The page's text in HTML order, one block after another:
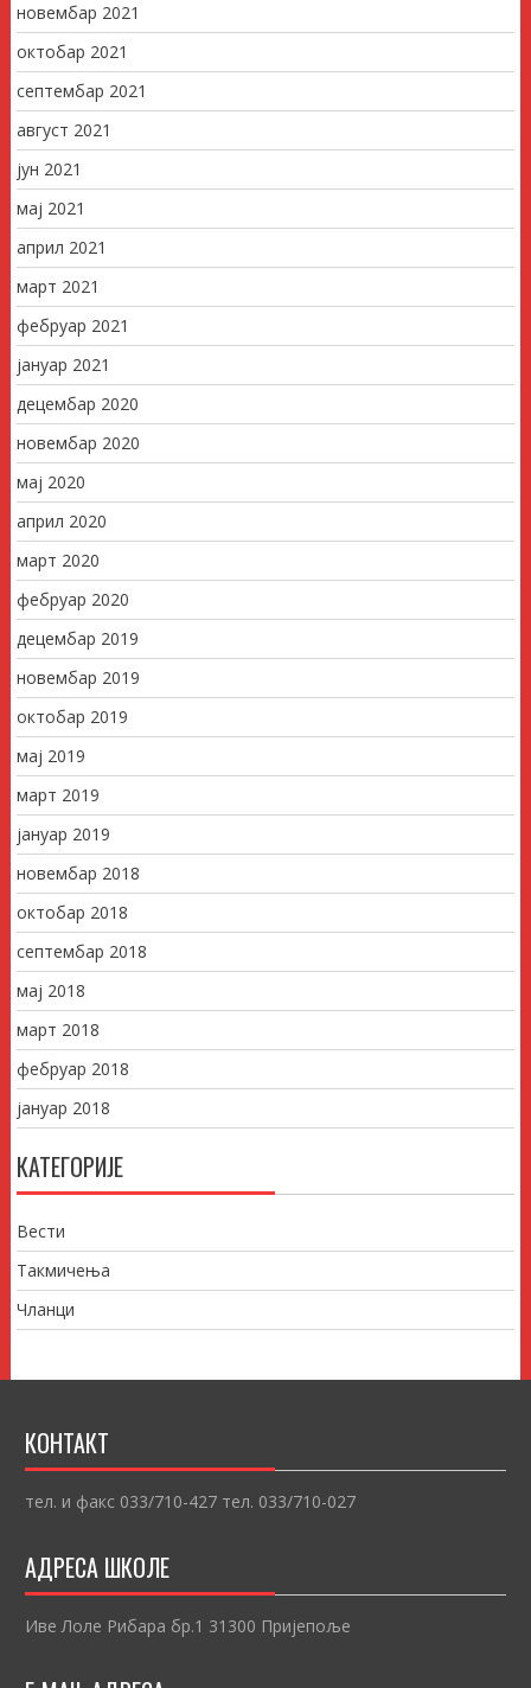
новембар 2021
октобар 2021
септембар 2021
август 2021
јун 2021
мај 2021
април 2021
март 2021
фебруар 2021
јануар 2021
децембар 2020
новембар 2020
мај 2020
април 2020
март 2020
фебруар 2020
децембар 2019
новембар 2019
октобар 2019
мај 2019
март 2019
јануар 2019
новембар 2018
октобар 2018
септембар 2018
мај 2018
март 2018
фебруар 2018
јануар 2018
КАТЕГОРИЈЕ
Вести
Такмичења
Чланци
КОНТАКТ
тел. и факс 033/710-427 тел. 033/710-027
АДРЕСА ШКОЛЕ
Иве Лоле Рибара бр.1 31300 Пријепоље